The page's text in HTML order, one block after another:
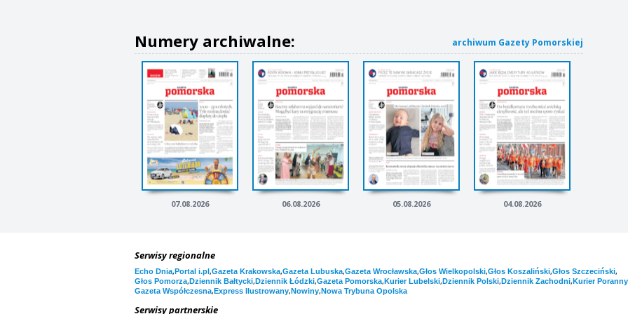
Numery archiwalne: archiwum Gazety Pomorskiej
07.08.2026 06.08.2026 05.08.2026 04.08.2026
Serwisy regionalne
Echo Dnia,Portal i.pl,Gazeta Krakowska,Gazeta Lubuska,Gazeta Wrocławska,Głos Wielkopolski,Głos Koszaliński,Głos Szczeciński,
Głos Pomorza,Dziennik Bałtycki,Dziennik Łódzki,Gazeta Pomorska,Kurier Lubelski,Dziennik Polski,Dziennik Zachodni,Kurier Poranny
Gazeta Współczesna,Express Ilustrowany,Nowiny,Nowa Trybuna Opolska
Serwisy partnerskie